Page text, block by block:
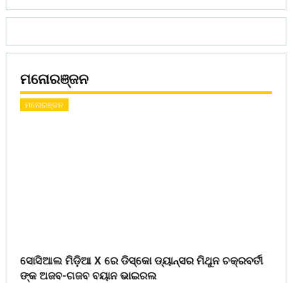
ମନୋରଞ୍ଜନ
ମନୋରଞ୍ଜନ
ସୋସିଆଲ ମିଡ଼ିଆ X ରେ ଡିସ୍କୋ ଡ୍ୟାନ୍ସର ମିଥୁନ ଚକ୍ରବର୍ତୀ
ଙ୍କ ଅଜବ-ଗଜବ ବୟାନ ଭାଇରଲ